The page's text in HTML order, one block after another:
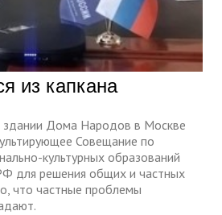
из капкана
здании Дома Народов в Москве
Совещание по
культурных образований
для решения общих и частных
что частные проблемы